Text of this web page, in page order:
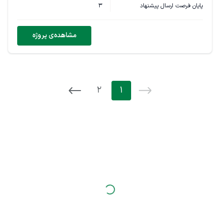
پایان فرصت ارسال پیشنهاد
3
مشاهده‌ی پروژه
1
2